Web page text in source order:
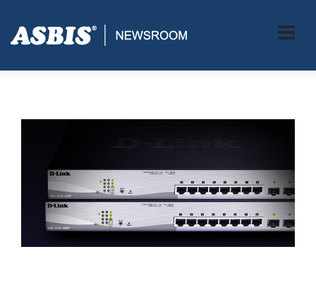
ASBIS>NOWOŚCI
> ASBIS POLAND WZMACNIA PORTFOLIO
PRODUKTOWE O ROZWIĄZANIA FIRMY D-LINK